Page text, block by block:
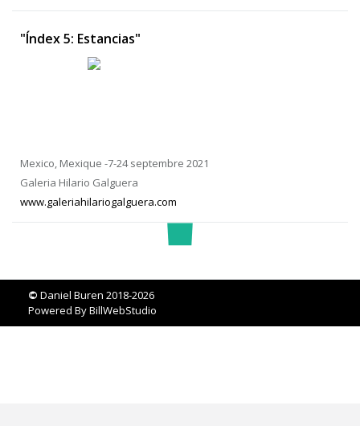
"Índex 5: Estancias"
Mexico, Mexique -7-24 septembre 2021
Galeria Hilario Galguera
www.galeriahilariogalguera.com
© Daniel Buren 2018-2026
Powered ByBillWebStudio